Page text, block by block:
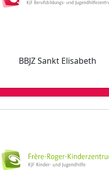
BBJZ Sankt Elisabeth